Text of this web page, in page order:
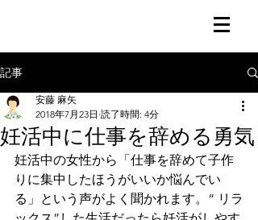
記事
妊活中に仕事を辞める勇気
安藤 麻矢
2018年7月23日 読了時間: 4分
妊活中の女性から「仕事を辞めて子作
りに集中したほうがいいか悩んでい
る」という声がよく聞かれます。“ リラ